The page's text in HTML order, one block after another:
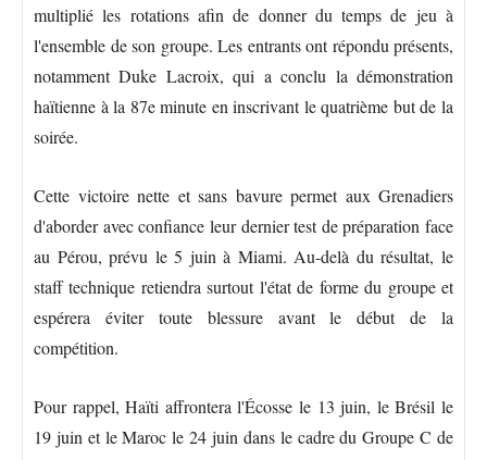
multiplié les rotations afin de donner du temps de jeu à
l'ensemble de son groupe. Les entrants ont répondu présents,
notamment Duke Lacroix, qui a conclu la démonstration
haïtienne à la 87e minute en inscrivant le quatrième but de la
soirée.
Cette victoire nette et sans bavure permet aux Grenadiers
d'aborder avec confiance leur dernier test de préparation face
au Pérou, prévu le 5 juin à Miami. Au-delà du résultat, le
staff technique retiendra surtout l'état de forme du groupe et
espérera éviter toute blessure avant le début de la
compétition.
Pour rappel, Haïti affrontera l'Écosse le 13 juin, le Brésil le
19 juin et le Maroc le 24 juin dans le cadre du Groupe C de